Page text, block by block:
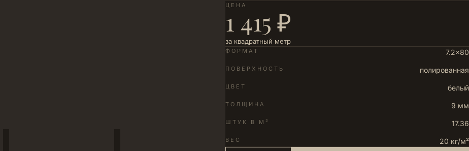
ЦЕНА
1 415 ₽
за квадратный метр
ФОРМАТ 7.2×80
ПОВЕРХНОСТЬ полированная
ЦВЕТ белый
ТОЛЩИНА 9 мм
ШТУК В М² 17.36
ВЕС 20 кг/м²